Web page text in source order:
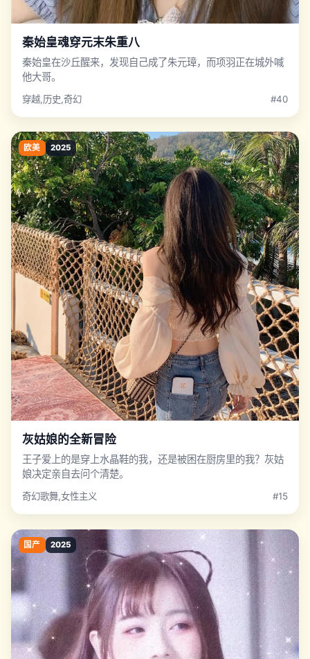
秦始皇魂穿元末朱重八
秦始皇在沙丘醒来，发现自己成了朱元璋，而项羽正在城外喊
他大哥。
穿越,历史,奇幻 #40
欧美 2025
灰姑娘的全新冒险
王子爱上的是穿上水晶鞋的我，还是被困在厨房里的我？灰姑
娘决定亲自去问个清楚。
奇幻歌舞,女性主义 #15
国产 2025